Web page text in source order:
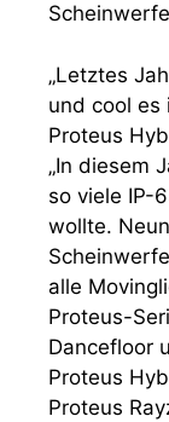
„Letztes
und cool es
Proteus
„In diesem
so viele IP-
wollte.
alle
Proteus-
Dancefloor
Proteus
Proteus